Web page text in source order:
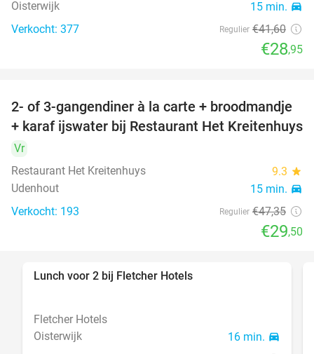
Oisterwijk 15 min. directions_car
Verkocht: 377 Regulier €41,60
€28,95
38%
2- of 3-gangendiner à la carte + broodmandje
+ karaf ijswater bij Restaurant Het Kreitenhuys
Vr
Restaurant Het Kreitenhuys
9.3 star
Udenhout 15 min. directions_car
Verkocht: 193 Regulier €47,35
€29,50
Lunch voor 2 bij Fletcher Hotels
Fletcher Hotels
Oisterwijk
16 min. directions_car